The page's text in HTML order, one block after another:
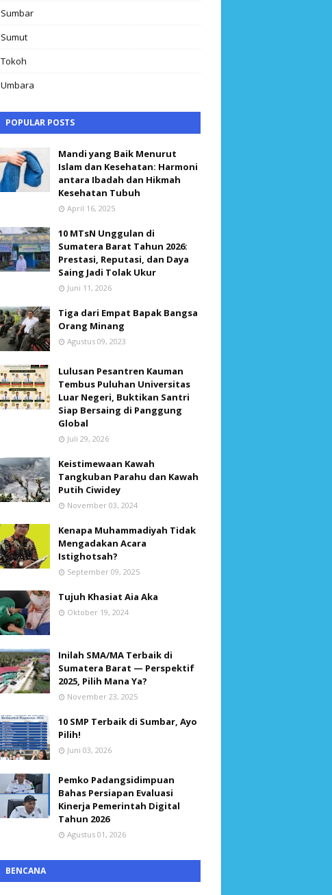
Sumbar
Sumut
Tokoh
Umbara
POPULAR POSTS
Mandi yang Baik Menurut
Islam dan Kesehatan: Harmoni
antara Ibadah dan Hikmah
Kesehatan Tubuh
April 16, 2025
10 MTsN Unggulan di
Sumatera Barat Tahun 2026:
Prestasi, Reputasi, dan Daya
Saing Jadi Tolak Ukur
Juni 11, 2026
Tiga dari Empat Bapak Bangsa
Orang Minang
Agustus 09, 2023
Lulusan Pesantren Kauman
Tembus Puluhan Universitas
Luar Negeri, Buktikan Santri
Siap Bersaing di Panggung
Global
Juli 29, 2026
Keistimewaan Kawah
Tangkuban Parahu dan Kawah
Putih Ciwidey
November 03, 2024
Kenapa Muhammadiyah Tidak
Mengadakan Acara
Istighotsah?
September 09, 2025
Tujuh Khasiat Aia Aka
Oktober 19, 2024
Inilah SMA/MA Terbaik di
Sumatera Barat — Perspektif
2025, Pilih Mana Ya?
November 23, 2025
10 SMP Terbaik di Sumbar, Ayo
Pilih!
Juni 03, 2026
Pemko Padangsidimpuan
Bahas Persiapan Evaluasi
Kinerja Pemerintah Digital
Tahun 2026
Agustus 01, 2026
BENCANA